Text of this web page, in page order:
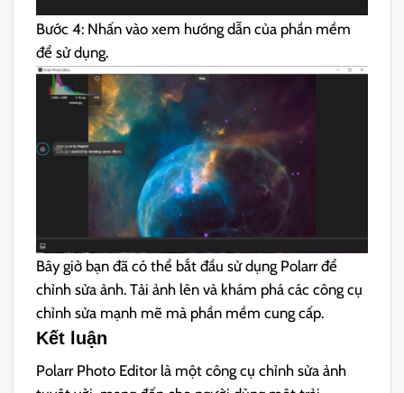
Bước 4: Nhấn vào xem hướng dẫn của phần mềm
để sử dụng.
Bây giờ bạn đã có thể bắt đầu sử dụng Polarr để
chỉnh sửa ảnh. Tải ảnh lên và khám phá các công cụ
chỉnh sửa mạnh mẽ mà phần mềm cung cấp.
Kết luận
Polarr Photo Editor là một công cụ chỉnh sửa ảnh